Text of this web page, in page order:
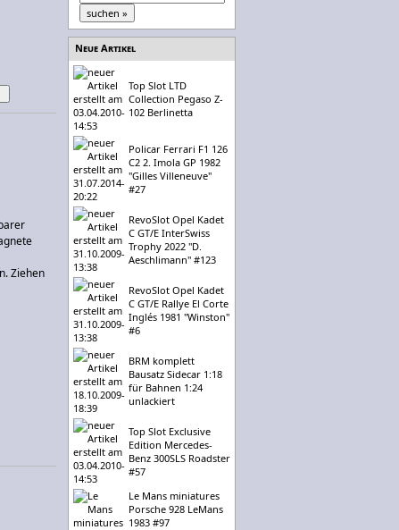
Ziehen
Neue Artikel
Top Slot LTD
Collection Pegaso Z-
102 Berlinetta
Policar Ferrari F1 126
C2 2. Imola GP 1982
"Gilles Villeneuve"
#27
RevoSlot Opel Kadet
C GT/E InterSwiss
Trophy 2022 "D.
Aeschlimann" #123
RevoSlot Opel Kadet
C GT/E Rallye El Corte
Inglés 1981 "Winston"
#6
BRM komplett
Bausatz Sidecar 1:18
für Bahnen 1:24
unlackiert
Top Slot Exclusive
Edition Mercedes-
Benz 300SLS Roadster
#57
Le Mans miniatures
Porsche 928 LeMans
1983 #97